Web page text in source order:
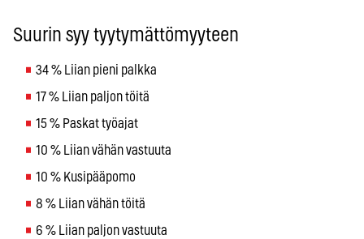
Suurin syy tyytymättömyyteen
34 % Liian pieni palkka
17 % Liian paljon töitä
15 % Paskat työajat
10 % Liian vähän vastuuta
10 % Kusipääpomo
8 % Liian vähän töitä
6 % Liian paljon vastuuta